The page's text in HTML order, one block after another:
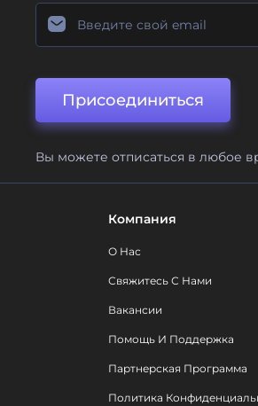
Присоединиться
Вы можете отписаться в любое
Компания
О Нас
Свяжитесь С Нами
Вакансии
Помощь И Поддержка
Партнерская Программа
Политика